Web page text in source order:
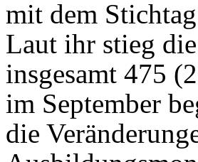
mit dem
Laut ihr stieg
insgesamt 475
im September
die